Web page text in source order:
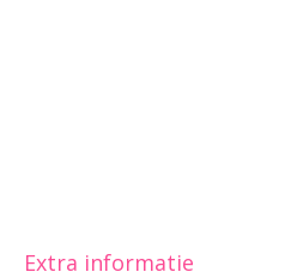
Extra informatie